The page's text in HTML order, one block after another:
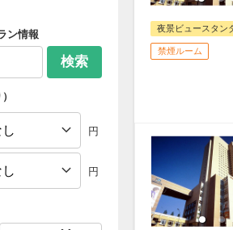
(新
クラスJを
ン情報
検索
円
円
夜景ビュースタン
禁煙ルーム